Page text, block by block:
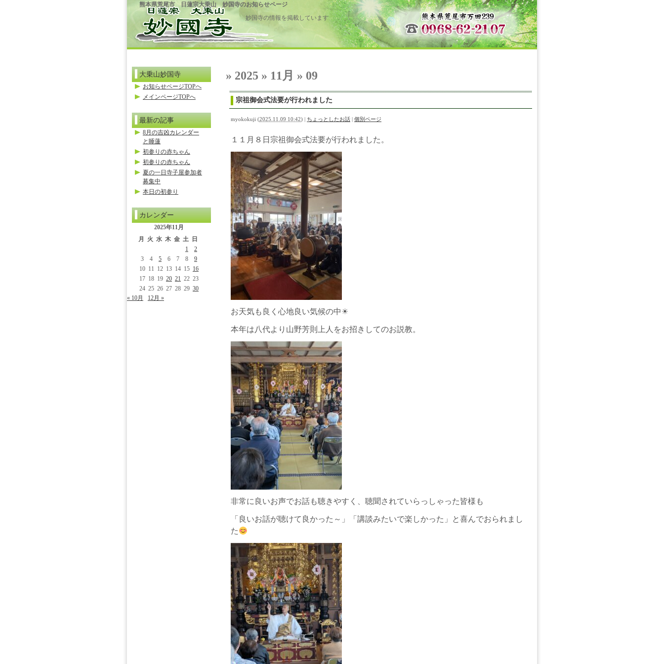
熊本県荒尾市 日蓮宗大乗山 妙国寺のお知らせページ
妙国寺の情報を掲載しています
» 2025 » 11月 » 09
宗祖御会式法要が行われました
myokokuji (2025.11.09 10:42) | ちょっとしたお話 | 個別ページ
１１月８日宗祖御会式法要が行われました。
お天気も良く心地良い気候の中☀
本年は八代より山野芳則上人をお招きしてのお説教。
非常に良いお声でお話も聴きやすく、聴聞されていらっしゃった皆様も
「良いお話が聴けて良かった～」「講談みたいで楽しかった」と喜んでおられまし
た
大乗山妙国寺
お知らせページTOPへ
メインページTOPへ
最新の記事
8月の吉凶カレンダー
と睡蓮
初参りの赤ちゃん
初参りの赤ちゃん
夏の一日寺子屋参加者
募集中
本日の初参り
カレンダー
2025年11月
月
火 水 木 金 土
日
1
2
3
4 5 6 7 8
9
10 11 12 13 14 15 16
17 18 19 20 21 22 23
24 25 26 27 28 29 30
« 10月
12月 »